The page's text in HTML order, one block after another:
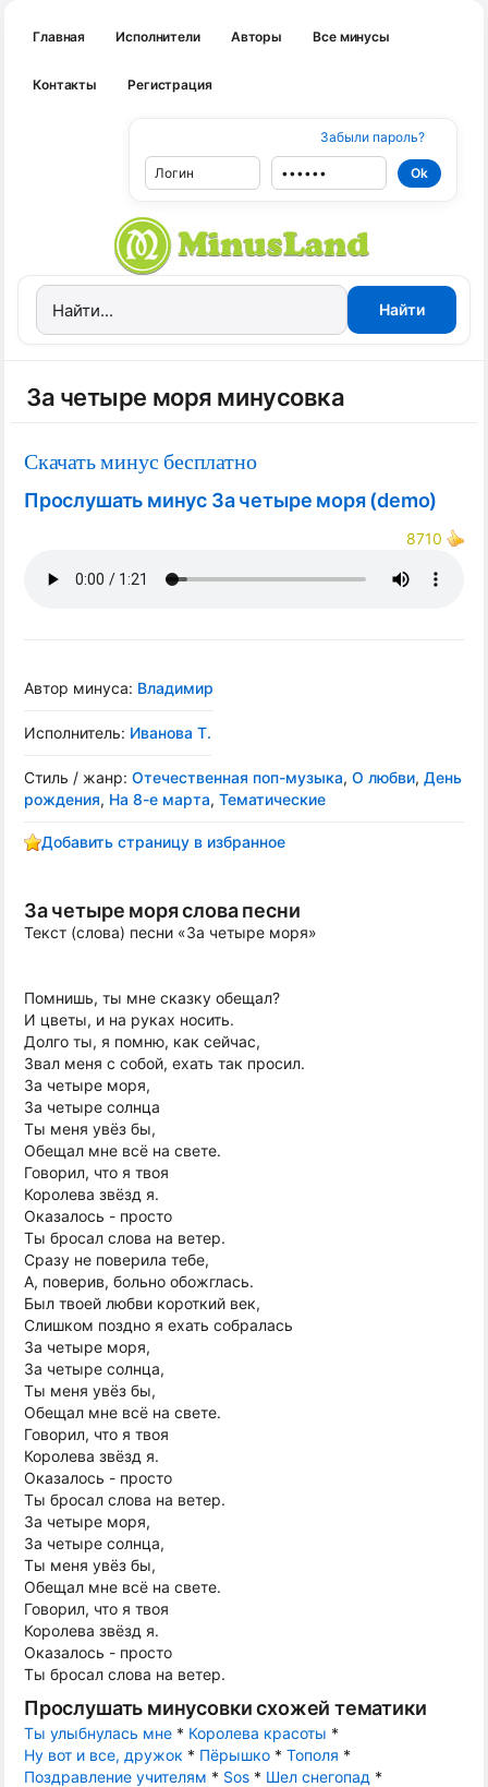
Главная Исполнители Авторы Все минусы
Контакты Регистрация
Забыли пароль?
За четыре моря минусовка
Скачать минус бесплатно
Прослушать минус За четыре моря (demo)
8710
Автор минуса: Владимир
Исполнитель: Иванова Т.
Стиль / жанр: Отечественная поп-музыка, О любви, День
рождения, На 8-е марта, Тематические
Добавить страницу в избранное
За четыре моря слова песни
Текст (слова) песни «За четыре моря»
Помнишь, ты мне сказку обещал?
И цветы, и на руках носить.
Долго ты, я помню, как сейчас,
Звал меня с собой, ехать так просил.
За четыре моря,
За четыре солнца
Ты меня увёз бы,
Обещал мне всё на свете.
Говорил, что я твоя
Королева звёзд я.
Оказалось - просто
Ты бросал слова на ветер.
Сразу не поверила тебе,
А, поверив, больно обожглась.
Был твоей любви короткий век,
Слишком поздно я ехать собралась
За четыре моря,
За четыре солнца,
Ты меня увёз бы,
Обещал мне всё на свете.
Говорил, что я твоя
Королева звёзд я.
Оказалось - просто
Ты бросал слова на ветер.
За четыре моря,
За четыре солнца,
Ты меня увёз бы,
Обещал мне всё на свете.
Говорил, что я твоя
Королева звёзд я.
Оказалось - просто
Ты бросал слова на ветер.
Прослушать минусовки схожей тематики
Ты улыбнулась мне * Королева красоты *
Ну вот и все, дружок * Пёрышко * Тополя *
Поздравление учителям * Sos * Шел снегопад *